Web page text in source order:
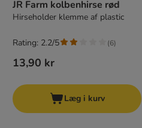
JR Farm kolbenhirse rød
Hirseholder klemme af plastic
13,90 kr
Rating: 2.2/5 (6)
Læg i kurv